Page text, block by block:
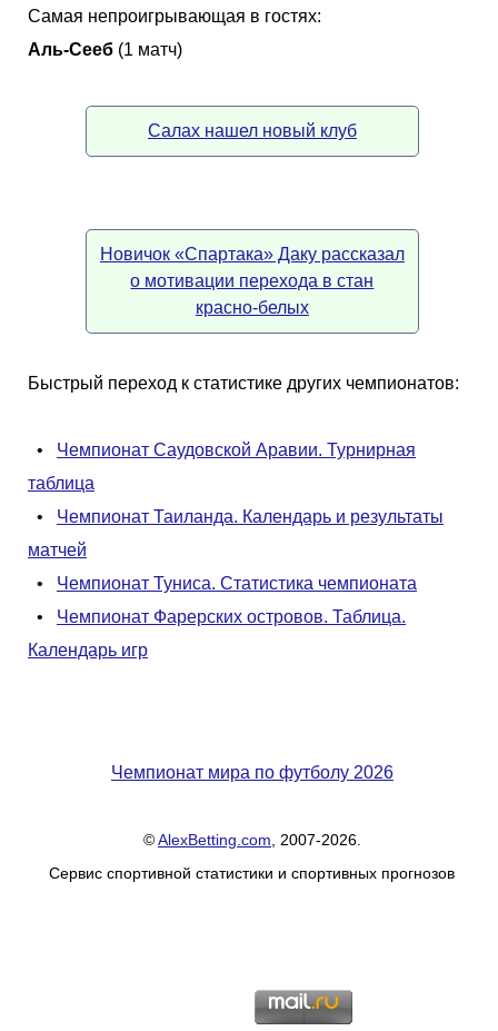
Самая непроигрывающая в гостях:
Аль-Сееб (1 матч)
Салах нашел новый клуб
Новичок «Спартака» Даку рассказал
о мотивации перехода в стан
красно-белых
Быстрый переход к статистике других чемпионатов:
• Чемпионат Саудовской Аравии. Турнирная
таблица
• Чемпионат Таиланда. Календарь и результаты
матчей
• Чемпионат Туниса. Статистика чемпионата
• Чемпионат Фарерских островов. Таблица.
Календарь игр
Чемпионат мира по футболу 2026
©AlexBetting.com , 2007-2026.
Сервис спортивной статистики и спортивных прогнозов